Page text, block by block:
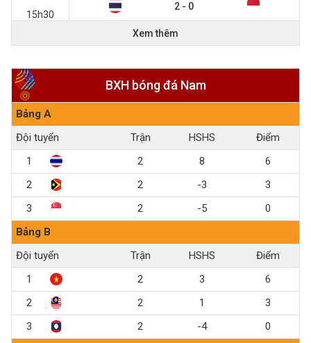
15h30
2 - 0
20h00
U22 THÁI LAN
1 - 0
U22 MALAYSIA
15h30
U22 VIỆT NAM
2 - 0
U22 PHILIPPINES
Xem thêm
BXH bóng đá Nam
Bảng A
Đội tuyển
Trận HSHS
Điểm
1
2 8
6
2
2 -3
3
3
2 -5
0
Bảng B
Đội tuyển
Trận HSHS
Điểm
1
2 3
6
2
2 1
3
3
2 -4
0